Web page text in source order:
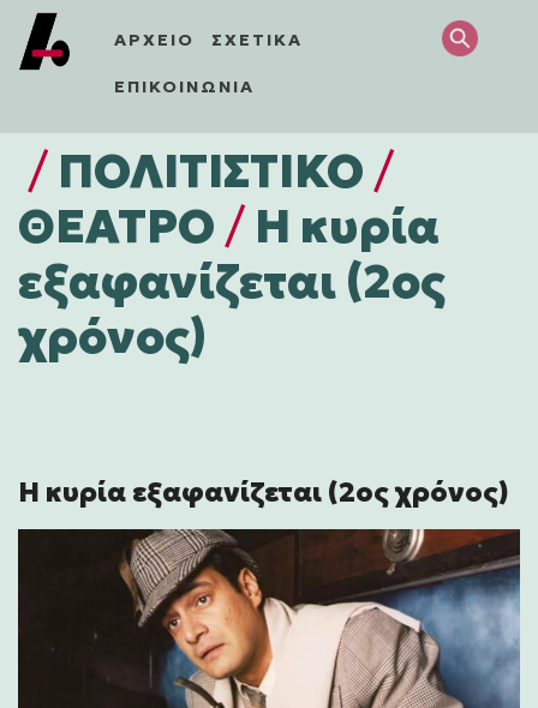
ΑΡΧΕΙΟ ΣΧΕΤΙΚΑ
ΕΠΙΚΟΙΝΩΝΙΑ
/ ΠΟΛΙΤΙΣΤΙΚΌ /
ΘΕΑΤΡΟ / Η κυρία
εξαφανίζεται (2ος
χρόνος)
Η κυρία εξαφανίζεται (2ος χρόνος)